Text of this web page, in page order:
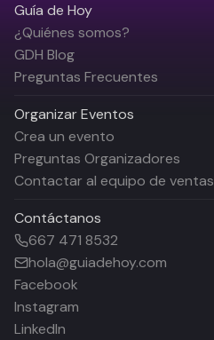
Guía de Hoy
¿Quiénes somos?
GDH Blog
Preguntas Frecuentes
Organizar Eventos
Crea un evento
Preguntas Organizadores
Contactar al equipo de ventas
Contáctanos
667 471 8532
hola@guiadehoy.com
Facebook
Instagram
LinkedIn